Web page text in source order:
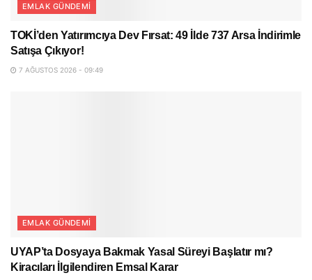
EMLAK GÜNDEMI
TOKİ’den Yatırımcıya Dev Fırsat: 49 İlde 737 Arsa İndirimle
Satışa Çıkıyor!
7 AĞUSTOS 2026 - 09:49
EMLAK GÜNDEMI
UYAP’ta Dosyaya Bakmak Yasal Süreyi Başlatır mı?
Kiracıları İlgilendiren Emsal Karar